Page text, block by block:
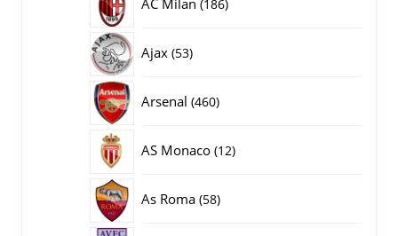
AC Milan 186
Ajax 5353
Arsenal 460460
AS Monaco 1212
As Roma 5858